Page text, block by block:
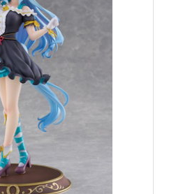
、小島太一世一代の好騎乗と
しに屈しクビ差の2着に終わ
。復帰後古馬としてはオグ
ヤエノムテキといったライバ
たものの、常に後塵を拝し
左回り得意は骨折の影響とも
り後、2000年から中国の龍
されていた。2002年6月18日